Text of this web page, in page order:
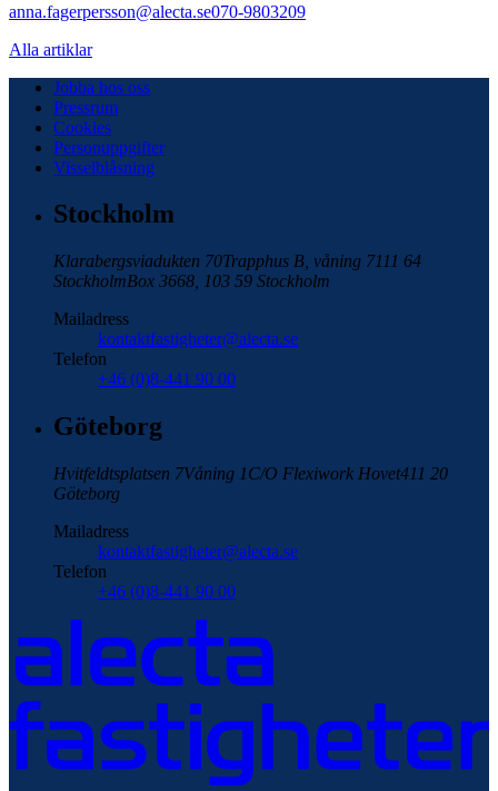
anna.fagerpersson@alecta.se070-9803209
Alla artiklar
Jobba hos oss
Pressrum
Cookies
Personuppgifter
Visselblåsning
Stockholm
Klarabergsviadukten 70Trapphus B, våning 7111 64
StockholmBox 3668, 103 59 Stockholm
Mailadress
kontaktfastigheter@alecta.se
Telefon
+46 (0)8-441 90 00
Göteborg
Hvitfeldtsplatsen 7Våning 1C/O Flexiwork Hovet411 20
Göteborg
Mailadress
kontaktfastigheter@alecta.se
Telefon
+46 (0)8-441 90 00